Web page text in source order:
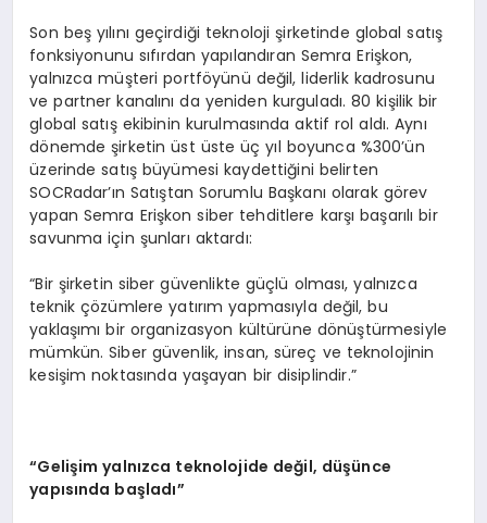
Son beş yılını geçirdiği teknoloji şirketinde global satış
fonksiyonunu sıfırdan yapılandıran Semra Erişkon,
yalnızca müşteri portföyünü değil, liderlik kadrosunu
ve partner kanalını da yeniden kurguladı. 80 kişilik bir
global satış ekibinin kurulmasında aktif rol aldı. Aynı
dönemde şirketin üst üste üç yıl boyunca %300’ün
üzerinde satış büyümesi kaydettiğini belirten
SOCRadar’ın Satıştan Sorumlu Başkanı olarak görev
yapan Semra Erişkon siber tehditlere karşı başarılı bir
savunma için şunları aktardı:
“Bir şirketin siber güvenlikte güçlü olması, yalnızca
teknik çözümlere yatırım yapmasıyla değil, bu
yaklaşımı bir organizasyon kültürüne dönüştürmesiyle
mümkün. Siber güvenlik, insan, süreç ve teknolojinin
kesişim noktasında yaşayan bir disiplindir.”
“Gelişim yalnızca teknolojide değil, düşünce
yapısında başladı”